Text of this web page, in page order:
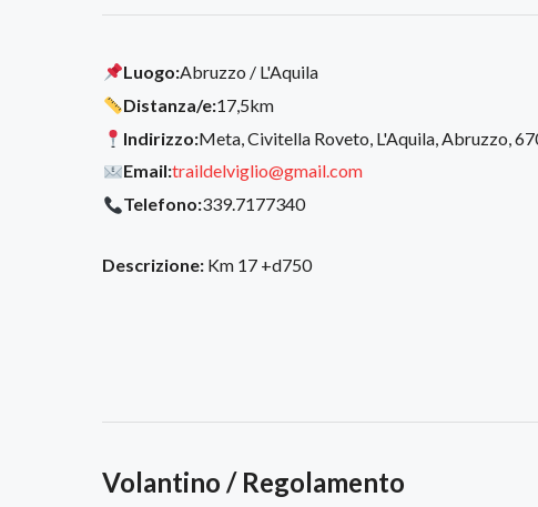
Luogo:Abruzzo / L'Aquila
Distanza/e:17,5km
Indirizzo:Meta, Civitella Roveto, L'Aquila, Abruzzo,
Email:traildelviglio@gmail.com
Telefono:339.7177340
Descrizione: Km 17 +d750
Volantino / Regolamento